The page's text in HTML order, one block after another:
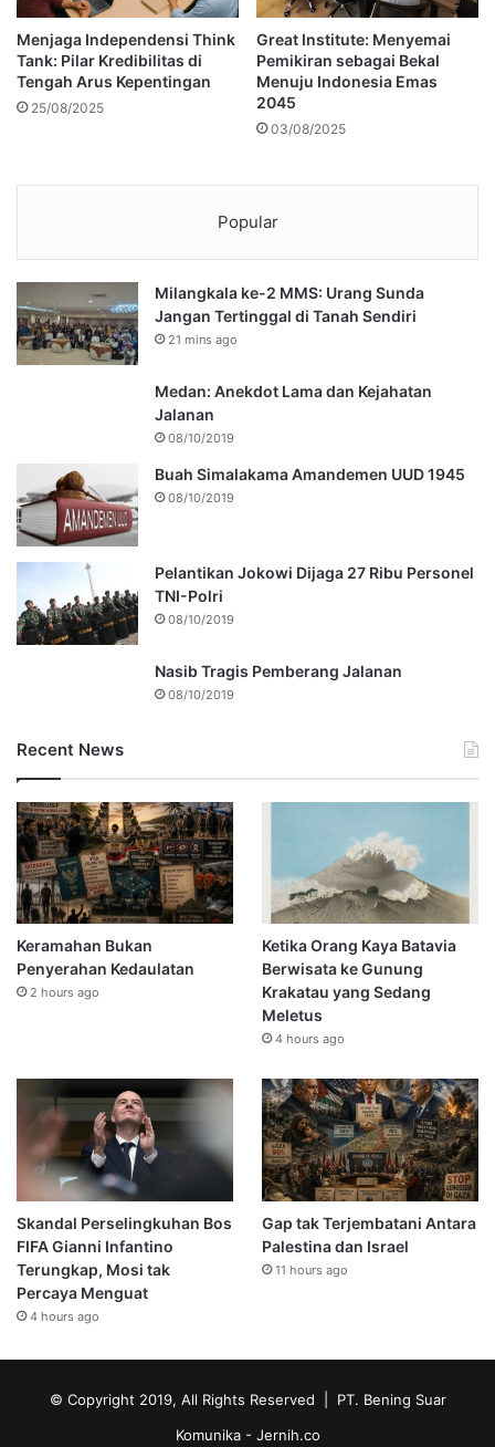
Menjaga Independensi Think
Tank: Pilar Kredibilitas di
Tengah Arus Kepentingan
25/08/2025
Great Institute: Menyemai
Pemikiran sebagai Bekal
Menuju Indonesia Emas
2045
03/08/2025
Popular
Milangkala ke-2 MMS: Urang Sunda
Jangan Tertinggal di Tanah Sendiri
21 mins ago
Medan: Anekdot Lama dan Kejahatan
Jalanan
08/10/2019
Buah Simalakama Amandemen UUD 1945
08/10/2019
Pelantikan Jokowi Dijaga 27 Ribu Personel
TNI-Polri
08/10/2019
Nasib Tragis Pemberang Jalanan
08/10/2019
Recent News
Keramahan Bukan
Penyerahan Kedaulatan
2 hours ago
Ketika Orang Kaya Batavia
Berwisata ke Gunung
Krakatau yang Sedang
Meletus
4 hours ago
Skandal Perselingkuhan Bos
FIFA Gianni Infantino
Terungkap, Mosi tak
Percaya Menguat
4 hours ago
Gap tak Terjembatani Antara
Palestina dan Israel
11 hours ago
© Copyright 2019, All Rights Reserved | PT. Bening Suar
Komunika - Jernih.co